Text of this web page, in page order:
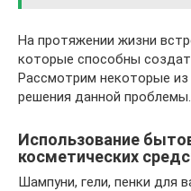
На протяжении жизни
которые способны
Рассмотрим некоторые
решения данной проблемы.
Использование
косметических
Шампуни, гели, пенки для